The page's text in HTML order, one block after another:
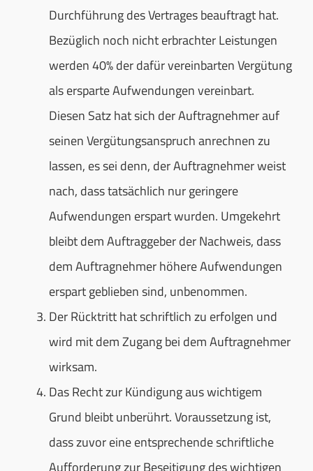
Durchführung des Vertrages beauftragt hat.
Bezüglich noch nicht erbrachter Leistungen
werden 40% der dafür vereinbarten Vergütung
als ersparte Aufwendungen vereinbart.
Diesen Satz hat sich der Auftragnehmer auf
seinen Vergütungsanspruch anrechnen zu
lassen, es sei denn, der Auftragnehmer weist
nach, dass tatsächlich nur geringere
Aufwendungen erspart wurden. Umgekehrt
bleibt dem Auftraggeber der Nachweis, dass
dem Auftragnehmer höhere Aufwendungen
erspart geblieben sind, unbenommen.
Der Rücktritt hat schriftlich zu erfolgen und
wird mit dem Zugang bei dem Auftragnehmer
wirksam.
Das Recht zur Kündigung aus wichtigem
Grund bleibt unberührt. Voraussetzung ist,
dass zuvor eine entsprechende schriftliche
Aufforderung zur Beseitigung des wichtigen